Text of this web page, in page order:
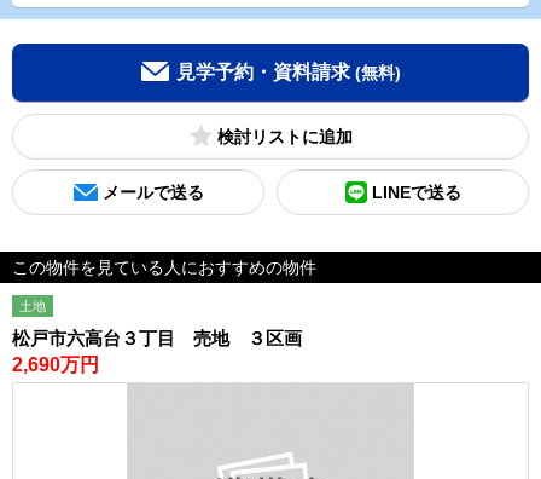
見学予約・資料請求 (無料)
検討リスト
メールで送る LINEで送る
この物件を見ている人におすすめの物件
土地
松戸市六高台３丁目 売地 ３区画
2,690万円